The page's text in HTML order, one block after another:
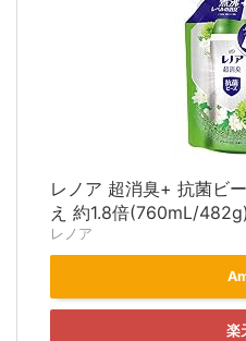
レノア 超消臭+ 抗菌ビ
え 約1.8倍(760mL/482g)
レノア
楽